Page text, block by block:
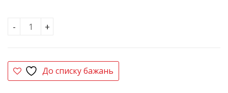
Туфлі шкіряні INGVER 2638 чорні кількість
До списку бажань